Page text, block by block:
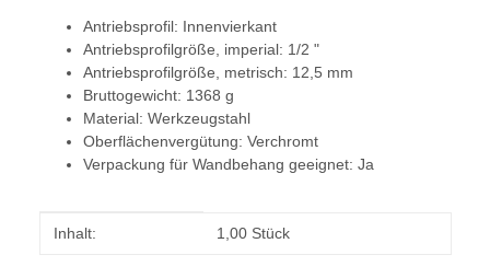
Antriebsprofil: Innenvierkant
Antriebsprofilgröße, imperial: 1/2 "
Antriebsprofilgröße, metrisch: 12,5 mm
Bruttogewicht: 1368 g
Material: Werkzeugstahl
Oberflächenvergütung: Verchromt
Verpackung für Wandbehang geeignet: Ja
Produkteigenschaft
Wert
Inhalt: 1,00 Stück